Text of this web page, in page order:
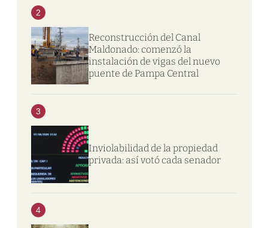
2
Reconstrucción del Canal
Maldonado: comenzó la
instalación de vigas del nuevo
puente de Pampa Central
3
Inviolabilidad de la propiedad
privada: así votó cada senador
4